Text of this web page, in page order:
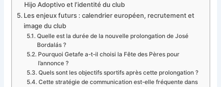
Hijo Adoptivo et l’identité du club
Les enjeux futurs : calendrier européen, recrutement et
image du club
Quelle est la durée de la nouvelle prolongation de José
Bordalás ?
Pourquoi Getafe a-t-il choisi la Fête des Pères pour
l’annonce ?
Quels sont les objectifs sportifs après cette prolongation ?
Cette stratégie de communication est-elle fréquente dans